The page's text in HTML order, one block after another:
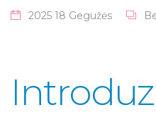
2025 18 Gegužės